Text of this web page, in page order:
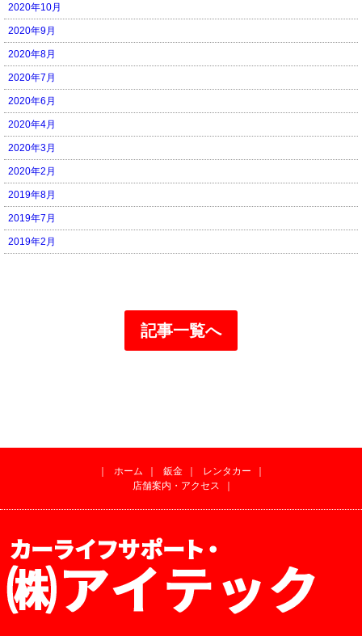
2020年10月
2020年9月
2020年8月
2020年7月
2020年6月
2020年4月
2020年3月
2020年2月
2019年8月
2019年7月
2019年2月
記事一覧へ
｜ ホーム ｜ 鈑金 ｜ レンタカー
｜
店舗案内・アクセス
｜